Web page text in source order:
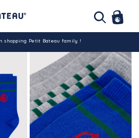
shopping Petit Bateau family !
est assurée partout en Tunisie !
par carte bancaire (hors promo)